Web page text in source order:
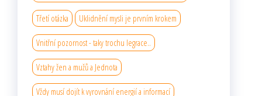
Třetí otázka Uklidnění mysli je prvním krokem
Vnitřní pozornost - taky trochu legrace..
Vztahy žen a mužů a Jednota
Vždy musí dojít k vyrovnání energií a informací